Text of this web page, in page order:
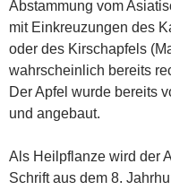
Abstammung vom
mit Einkreuzungen des
oder des Kirschapfels
wahrscheinlich bereits
Der Apfel wurde bereits
und angebaut.
Als Heilpflanze wird der
Schrift aus dem 8.